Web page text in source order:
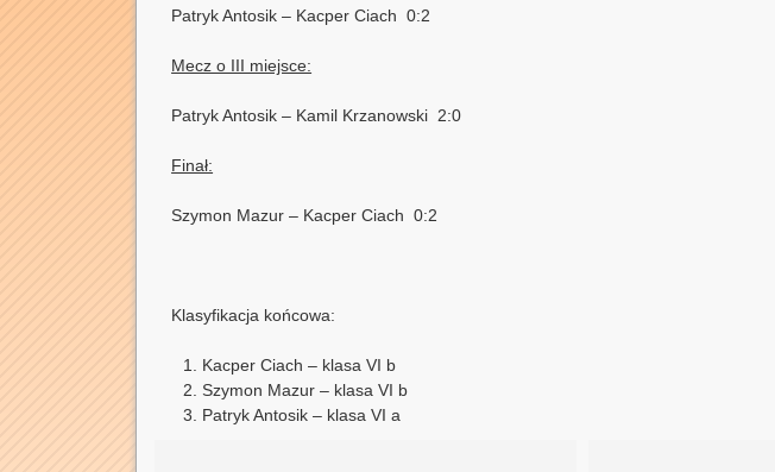
Patryk Antosik – Kacper Ciach 0:2
Mecz o III miejsce:
Patryk Antosik – Kamil Krzanowski 2:0
Finał:
Szymon Mazur – Kacper Ciach 0:2
Klasyfikacja końcowa:
Kacper Ciach – klasa VI b
Szymon Mazur – klasa VI b
Patryk Antosik – klasa VI a